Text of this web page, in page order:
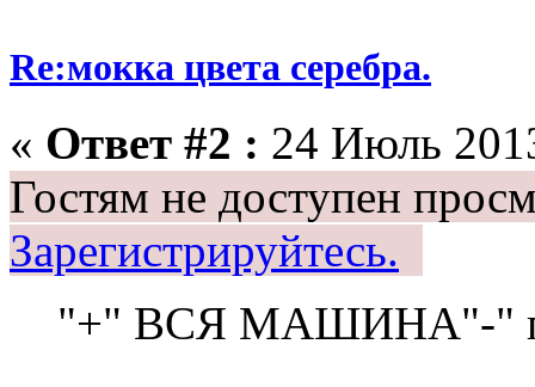
Re:мокка цвета серебра.
« Ответ #2 : 24 Июль
Гостям не доступен
Зарегистрируйтесь.
"+" ВСЯ МАШИНА"-"